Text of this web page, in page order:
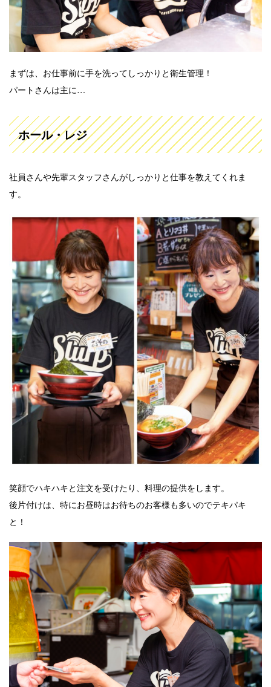
まずは、お仕事前に手を洗ってしっかりと衛生管理！
パートさんは主に…
ホール・レジ
社員さんや先輩スタッフさんがしっかりと仕事を教えてくれま
す。
笑顔でハキハキと注文を受けたり、料理の提供をします。
後片付けは、特にお昼時はお待ちのお客様も多いのでテキパキ
と！